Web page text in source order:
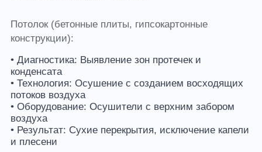
Потолок (бетонные плиты, гипсокартонные
конструкции):
• Диагностика: Выявление зон протечек и
конденсата
• Технология: Осушение с созданием восходящих
потоков воздуха
• Оборудование: Осушители с верхним забором
воздуха
• Результат: Сухие перекрытия, исключение капели
и плесени